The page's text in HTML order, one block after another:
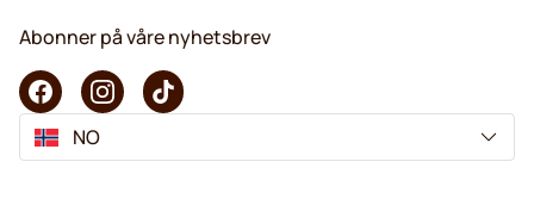
Abonner på våre nyhetsbrev
NO